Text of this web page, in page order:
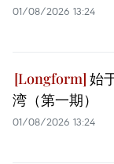
01/08/2026 13:24
始
湾（第一期）
01/08/2026 13:24